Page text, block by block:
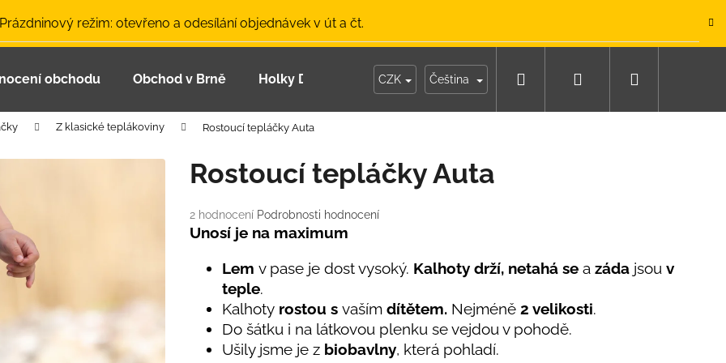
režim: otevřeno a odesílání objednávek v út a čt.
obchodu Obchod v Brně Holky Dupeťačky Moje objednávka
CZK Čeština Hledat Přihlášení
Z klasické teplákoviny Rostoucí tepláčky Auta
Průměrné
hodnocení
produktu
hvězdiček.
2 hodnocení Podrobnosti hodnocení
Rostoucí tepláčky Auta
Unosí je na maximum
Lem v pase je dost vysoký. Kalhoty drží, netahá se a záda jsou v
teple.
Kalhoty rostou s vaším dítětem. Nejméně 2 velikosti.
Do šátku i na látkovou plenku se vejdou v pohodě.
Ušily jsme je z biobavlny, která pohladí.
Co potřebujete najít?
LETNÍ ČEPICE UV 30 SVĚTLE MODRÁ
BAMBUSOVÉ TRIKO NÁMOŘNICKÉ